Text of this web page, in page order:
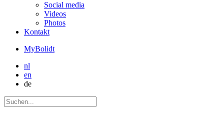
Social media
Videos
Photos
Kontakt
MyBolidt
nl
en
de